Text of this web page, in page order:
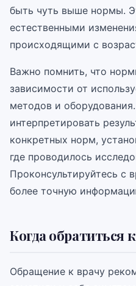
быть чуть выше нормы.
естественными
происходящими с
Важно помнить, что
зависимости от
методов и
интерпретировать
конкретных норм,
где проводилось
Проконсультируйтесь с
более точную
Когда обратиться
Обращение к врачу